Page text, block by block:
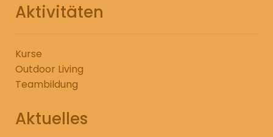
Aktivitäten
Kurse
Outdoor Living
Teambildung
Aktuelles